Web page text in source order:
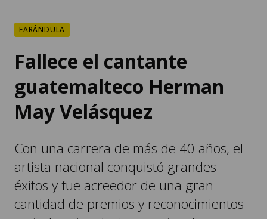
FARÁNDULA
Fallece el cantante
guatemalteco Herman
May Velásquez
Con una carrera de más de 40 años, el
artista nacional conquistó grandes
éxitos y fue acreedor de una gran
cantidad de premios y reconocimientos